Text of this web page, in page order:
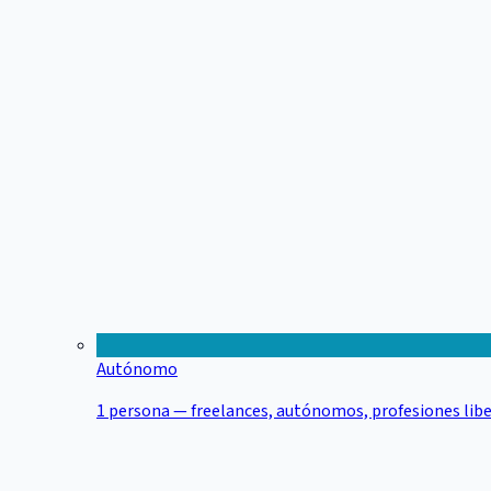
Autónomo
1 persona — freelances, autónomos, profesiones